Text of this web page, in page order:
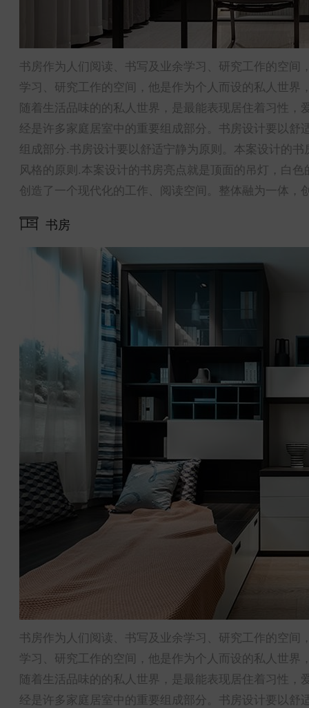
书房作为人们阅读、书写及业余学习、研究工作的空
学习、研究工作的空间，他是作为个人而设的私人世
随着生活品味的的私人世界，是最能表现居住着习性
经是许多家庭居室中的重要组成部分。书房设计要以
组成部分.书房设计要以舒适宁静为原则。本案设计的
风格的原则.本案设计的书房亮点就是顶面的吊灯，白
创造了一个现代化的工作、阅读空间。整体融为一体，
书房
书房作为人们阅读、书写及业余学习、研究工作的空
学习、研究工作的空间，他是作为个人而设的私人世
随着生活品味的的私人世界，是最能表现居住着习性
经是许多家庭居室中的重要组成部分。书房设计要以